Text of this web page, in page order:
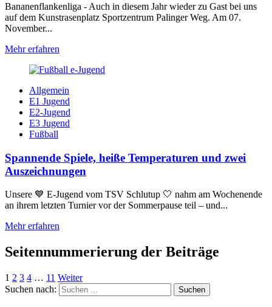
Bananenflankenliga - Auch in diesem Jahr wieder zu Gast bei uns
auf dem Kunstrasenplatz Sportzentrum Palinger Weg. Am 07.
November...
Mehr erfahren
Allgemein
E1 Jugend
E2-Jugend
E3 Jugend
Fußball
Spannende Spiele, heiße Temperaturen und zwei
Auszeichnungen
Unsere 💙 E-Jugend vom TSV Schlutup 🤍 nahm am Wochenende
an ihrem letzten Turnier vor der Sommerpause teil – und...
Mehr erfahren
Seitennummerierung der Beiträge
1 2 3 4 … 11 Weiter
Suchen nach: